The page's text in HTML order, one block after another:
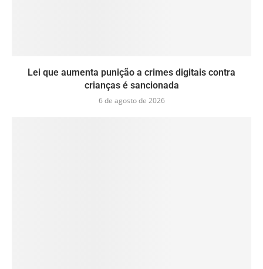
Lei que aumenta punição a crimes digitais contra
crianças é sancionada
6 de agosto de 2026